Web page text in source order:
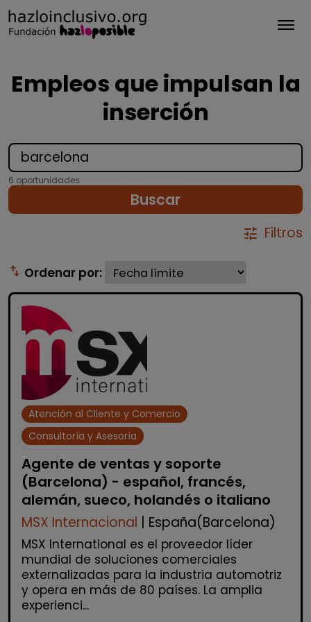
Empleos que impulsan la
inserción
6 oportunidades
Buscar
tune Filtros
swap_vert Ordenar por:
Atención al Cliente y Comercio
Consultoría y Asesoría
Agente de ventas y soporte
(Barcelona) - español, francés,
alemán, sueco, holandés o italiano
MSX Internacional | España(Barcelona)
MSX International es el proveedor líder
mundial de soluciones comerciales
externalizadas para la industria automotriz
y opera en más de 80 países. La amplia
experienci...